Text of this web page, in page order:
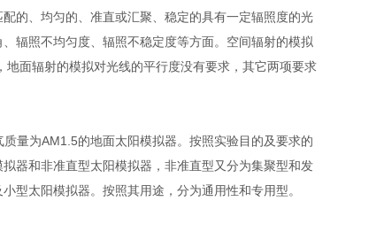
、均匀的、准直或汇聚、稳定的具有一定辐照度的光
辐照不均匀度、辐照不稳定度等方面。空间辐射的模拟
面辐射的模拟对光线的平行度没有要求，其它两项要求
为AM1.5的地面太阳模拟器。按照实验目的及要求的
器和非准直型太阳模拟器，非准直型又分为集聚型和发
型太阳模拟器。按照其用途，分为通用性和专用型。